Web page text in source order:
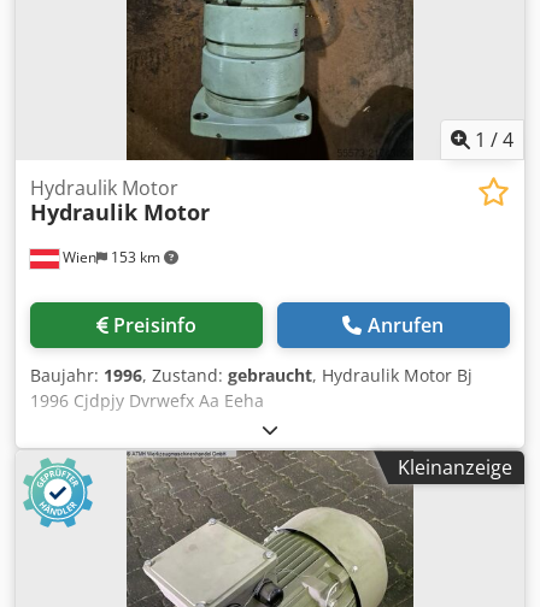
1 /4
Wien 153 km
Hydraulik Motor
Hydraulik Motor
Preisinfo Anrufen
Baujahr: 1996, Zustand: gebraucht, Hydraulik Motor Bj
1996 Cjdpjy Dvrwefx Aa Eeha
Kleinanzeige